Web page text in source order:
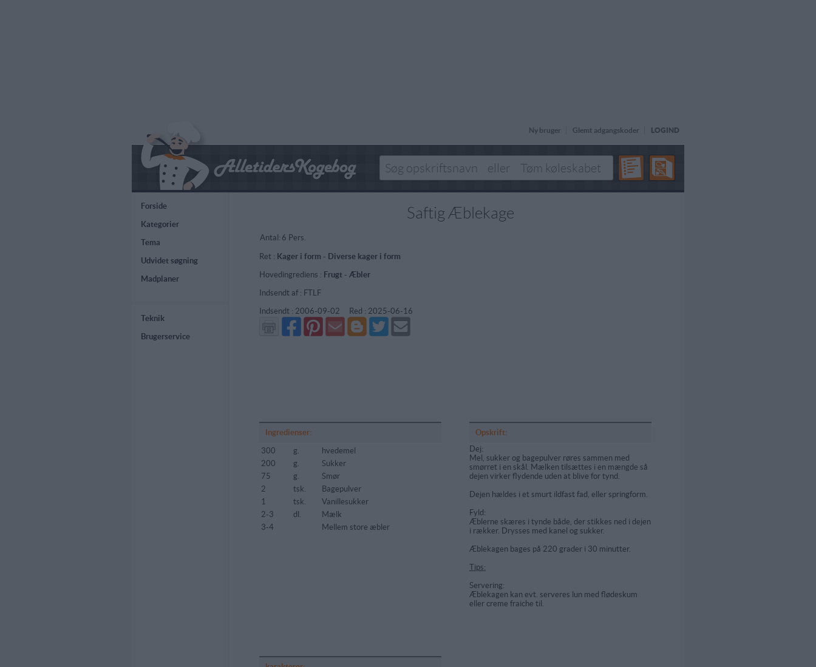
Ny bruger Glemt adgangskoder LOGIND
Forside
Kategorier
Tema
Udvidet søgning
Madplaner
Teknik
Brugerservice
Saftig Æblekage
Antal: 6 Pers.
Ret : Kager i form - Diverse kager i form
Hovedingrediens : Frugt- Æbler
Indsendt af : FTLF
Indsendt : 2006-09-02 Red : 2025-06-16
Del
på
Facebook
Del
på
Pinterest
Send
via
GMail
Del
på
Blogger
Del
på
Twitter
Send
mail
Ingredienser:
300
g.
hvedemel
200
g.
Sukker
75
g.
Smør
2
tsk.
Bagepulver
1
tsk.
Vanillesukker
2-3
dl.
Mælk
3-4
Mellem store æbler
Opskrift:
Dej:
Mel, sukker og bagepulver røres sammen med
smørret i en skål. Mælken tilsættes i en mængde så
dejen virker flydende uden at blive for tynd.
Dejen hældes i et smurt ildfast fad, eller springform.
Fyld:
Æblerne skæres i tynde både, der stikkes ned i dejen
i rækker. Drysses med kanel og sukker.
Æblekagen bages på 220 grader i 30 minutter.
Tips:
Servering:
Æblekagen kan evt. serveres lun med flødeskum
eller creme fraiche til.